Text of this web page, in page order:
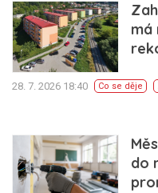
má
28. 7. 2026 18:40 Co se děje
do